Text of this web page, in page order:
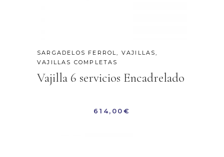
SARGADELOS FERROL, VAJILLAS,
VAJILLAS COMPLETAS
Vajilla 6 servicios Encadrelado
614,00€